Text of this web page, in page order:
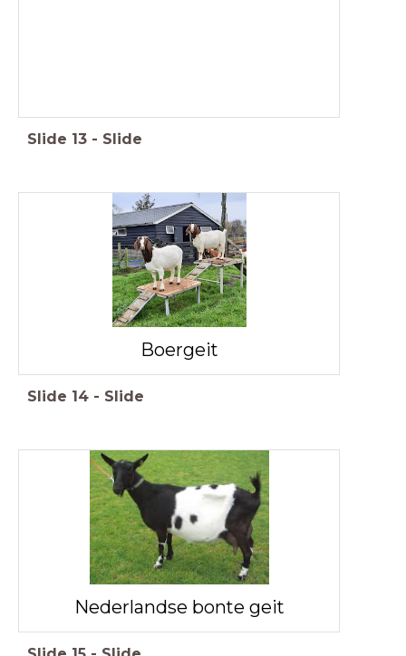
Slide 13 - Slide
Boergeit
Slide 14 - Slide
Nederlandse bonte geit